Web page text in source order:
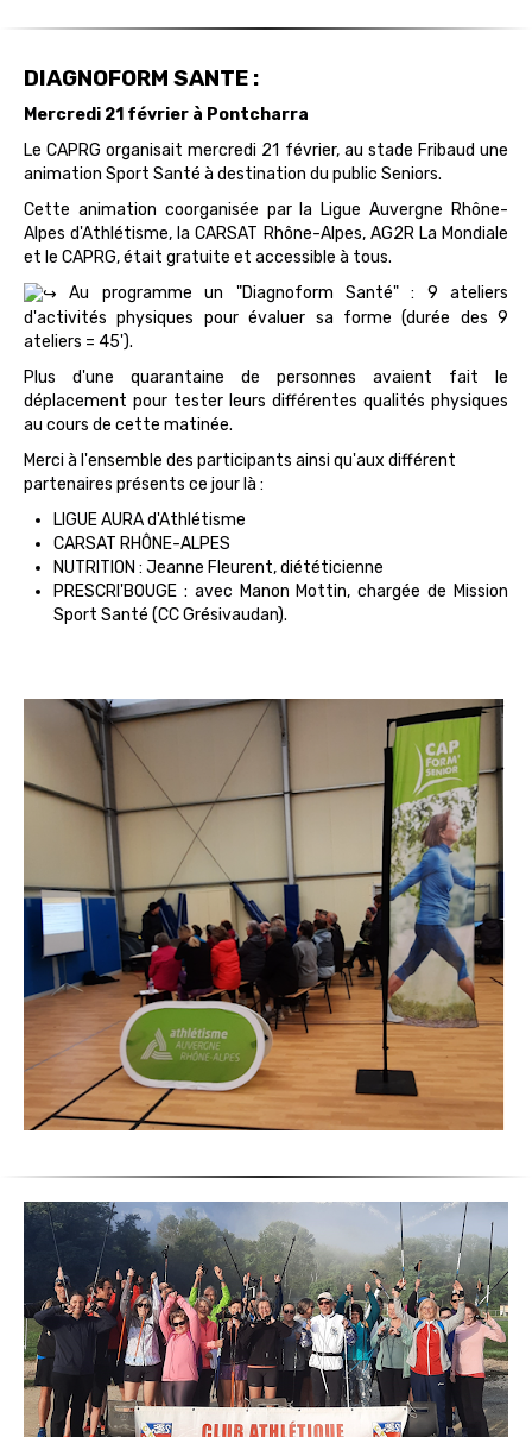
DIAGNOFORM SANTE :
Mercredi 21 février à Pontcharra
Le CAPRG organisait mercredi 21 février, au stade Fribaud une
animation Sport Santé à destination du public Seniors.
Cette animation coorganisée par la Ligue Auvergne Rhône-
Alpes d'Athlétisme, la CARSAT Rhône-Alpes, AG2R La Mondiale
et le CAPRG, était gratuite et accessible à tous.
Au programme un "Diagnoform Santé" : 9 ateliers
d'activités physiques pour évaluer sa forme (durée des 9
ateliers = 45').
Plus d'une quarantaine de personnes avaient fait le
déplacement pour tester leurs différentes qualités physiques
au cours de cette matinée.
Merci à l'ensemble des participants ainsi qu'aux différent
partenaires présents ce jour là :
LIGUE AURA d'Athlétisme
CARSAT RHÔNE-ALPES
NUTRITION : Jeanne Fleurent, diététicienne
PRESCRI'BOUGE : avec Manon Mottin, chargée de Mission
Sport Santé (CC Grésivaudan).